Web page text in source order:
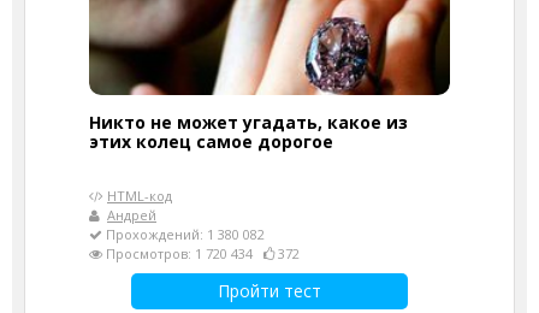
Никто не может угадать, какое из
этих колец самое дорогое
HTML-код
Андрей
Прохождений: 1 380 082
Просмотров: 1 720 434
372
Пройти тест